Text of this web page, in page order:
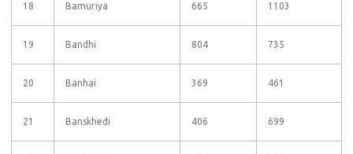
18 Bamuriya 665 1103
19 Bandhi 804 735
20 Banhai 369 461
21 Banskhedi 406 699